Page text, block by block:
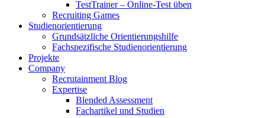
TestTrainer – Online-Test üben
Recruiting Games
Studienorientierung
Grundsätzliche Orientierungshilfe
Fachspezifische Studienorientierung
Projekte
Company
Recrutainment Blog
Expertise
Blended Assessment
Fachartikel und Studien